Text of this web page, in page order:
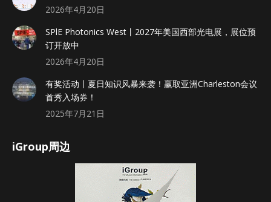
2026年4月20日
SPlE Photonics West丨2027年美国西部光电展，展位预
订开放中
2026年4月20日
有奖活动丨夏日知识风暴来袭！赢取亚洲Charleston会议
首秀入场券！
2025年7月21日
iGroup周边